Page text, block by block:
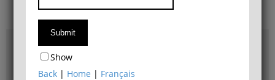
Access & maps
Philosophy Department Library
Show
Back | Home | Français